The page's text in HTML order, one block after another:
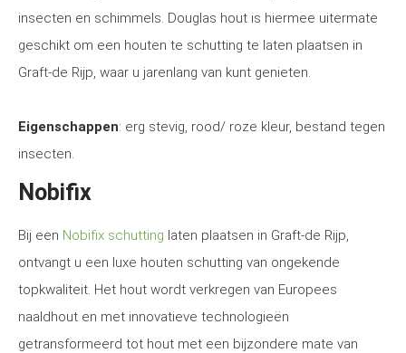
insecten en schimmels. Douglas hout is hiermee uitermate
geschikt om een houten te schutting te laten plaatsen in
Graft-de Rijp, waar u jarenlang van kunt genieten.
Eigenschappen: erg stevig, rood/ roze kleur, bestand tegen
insecten.
Nobifix
Bij een Nobifix schutting laten plaatsen in Graft-de Rijp,
ontvangt u een luxe houten schutting van ongekende
topkwaliteit. Het hout wordt verkregen van Europees
naaldhout en met innovatieve technologieën
getransformeerd tot hout met een bijzondere mate van